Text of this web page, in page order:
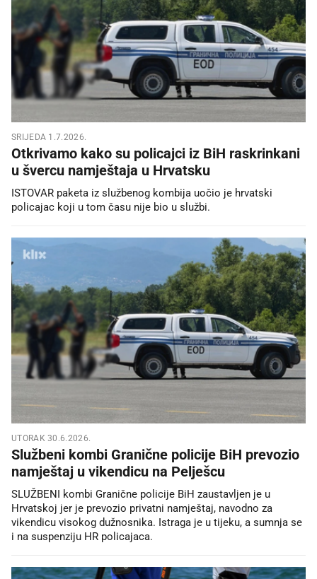
SRIJEDA 1.7.2026.
Otkrivamo kako su policajci iz BiH raskrinkani
u švercu namještaja u Hrvatsku
ISTOVAR paketa iz službenog kombija uočio je hrvatski
policajac koji u tom času nije bio u službi.
UTORAK 30.6.2026.
Službeni kombi Granične policije BiH prevozio
namještaj u vikendicu na Pelješcu
SLUŽBENI kombi Granične policije BiH zaustavljen je u
Hrvatskoj jer je prevozio privatni namještaj, navodno za
vikendicu visokog dužnosnika. Istraga je u tijeku, a sumnja se
i na suspenziju HR policajaca.